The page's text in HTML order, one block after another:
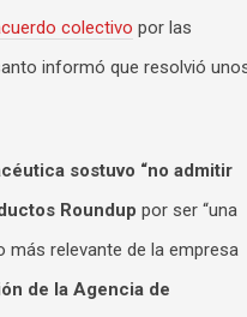
colectivo por las
informó que resolvió
sostuvo “no admitir
Roundup por ser “una
más relevante de la empresa
de la Agencia de